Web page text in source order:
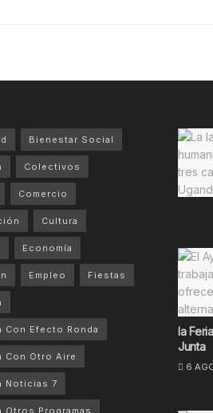
Bienestar Social
Colectivos
Comercio
Cultura
Economía
Empleo Fiestas
Con Efecto Ronda
Con Otro Aire
Noticias 7
Otros Programas
la
Junta
6